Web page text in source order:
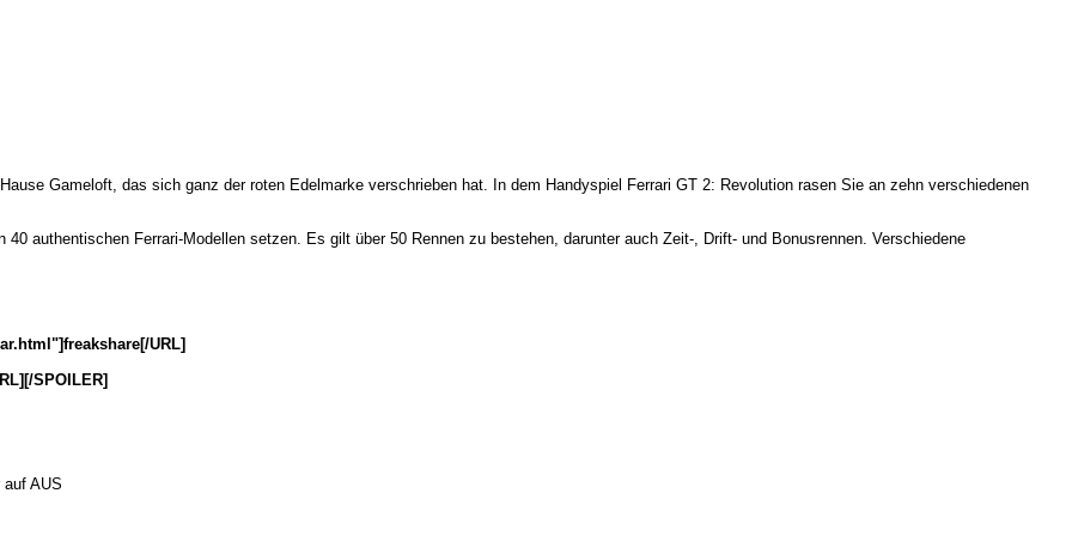
Gameloft, das sich ganz der roten Edelmarke verschrieben hat. In dem Handyspiel Ferrari GT 2: Revolution rasen Sie an zehn verschiedenen
authentischen Ferrari-Modellen setzen. Es gilt über 50 Rennen zu bestehen, darunter auch Zeit-, Drift- und Bonusrennen. Verschiedene
URL]
SPOILER]
AUS